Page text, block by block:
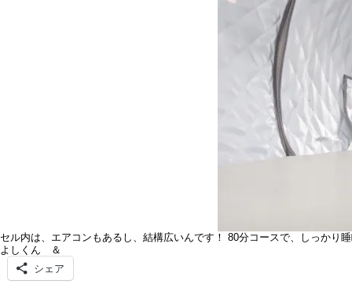
セル内は、エアコンもあるし、結構広いんです！ 80分コースで、しっか
よしくん ＆
シェア